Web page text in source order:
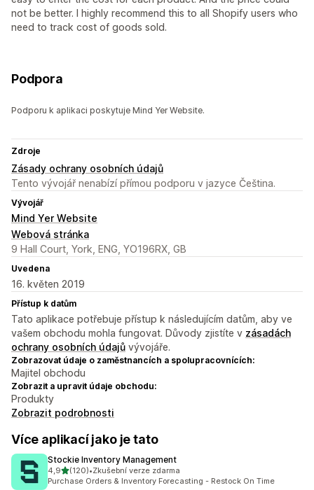
not be better. I highly recommend this to all Shopify users who
need to track cost of goods sold.
Podpora
Podporu k aplikaci poskytuje Mind Yer Website.
Zdroje
Zásady ochrany osobních údajů
Tento vývojář nenabízí přímou podporu v jazyce Čeština.
Vývojář
Mind Yer Website
Webová stránka
9 Hall Court, York, ENG, YO196RX, GB
Uvedena
16. květen 2019
Přístup k datům
Tato aplikace potřebuje přístup k následujícím datům, aby ve
vašem obchodu mohla fungovat. Důvody zjistíte v zásadách
ochrany osobních údajů vývojáře.
Zobrazovat údaje o zaměstnancích a spolupracovnících:
Majitel obchodu
Zobrazit a upravit údaje obchodu:
Produkty
Zobrazit podrobnosti
Více aplikací jako je tato
Stockie Inventory Management
4,9z 5 hvězd
(120)
Celkový počet recenzí: 120
•Zkušební verze zdarma
Purchase Orders & Inventory Forecasting - Restock On Time